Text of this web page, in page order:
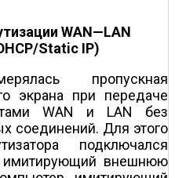
WAN—LAN
Static IP)
пропускная
экрана при передаче
WAN и LAN без
соединений. Для этого
подключался
имитирующий внешнюю